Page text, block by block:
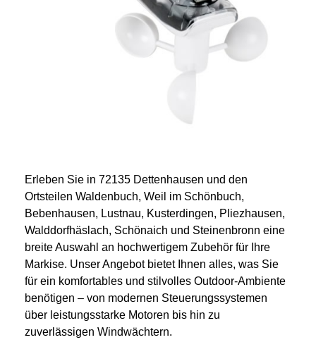
Erleben Sie in 72135 Dettenhausen und den
Ortsteilen Waldenbuch, Weil im Schönbuch,
Bebenhausen, Lustnau, Kusterdingen, Pliezhausen,
Walddorfhäslach, Schönaich und Steinenbronn eine
breite Auswahl an hochwertigem Zubehör für Ihre
Markise. Unser Angebot bietet Ihnen alles, was Sie
für ein komfortables und stilvolles Outdoor-Ambiente
benötigen – von modernen Steuerungssystemen
über leistungsstarke Motoren bis hin zu
zuverlässigen Windwächtern.